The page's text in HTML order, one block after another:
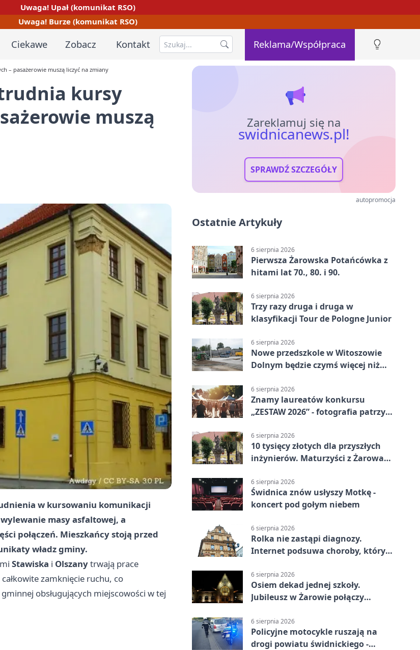
Uwaga! Upał (komunikat RSO)
Uwaga! Burze (komunikat RSO)
Ciekawe Zobacz Kontakt Reklama/Współpraca
– pasażerowie muszą liczyć na zmiany
kursy
muszą
w kursowaniu komunikacji
masy asfaltowej, a
połączeń. Mieszkańcy stoją przed
władz gminy.
Stawiska i Olszanytrwają prace
zamknięcie ruchu, co
obsługujących miejscowości w tej
Zareklamuj się na
swidnicanews.pl!
SPRAWDŹ SZCZEGÓŁY
autopromocja
Ostatnie Artykuły
6 sierpnia 2026
Pierwsza Żarowska Potańcówka z
hitami lat 70., 80. i 90.
6 sierpnia 2026
Trzy razy druga i druga w
klasyfikacji Tour de Pologne Junior
6 sierpnia 2026
Nowe przedszkole w Witoszowie
Dolnym będzie czymś więcej niż
6 sierpnia 2026
Znamy laureatów konkursu
„ZESTAW 2026” - fotografia patrzy
6 sierpnia 2026
10 tysięcy złotych dla przyszłych
inżynierów. Maturzyści z Żarowa
6 sierpnia 2026
Świdnica znów usłyszy Motkę -
koncert pod gołym niebem
6 sierpnia 2026
Rolka nie zastąpi diagnozy.
Internet podsuwa choroby, których
6 sierpnia 2026
Osiem dekad jednej szkoły.
Jubileusz w Żarowie połączy
6 sierpnia 2026
Policyjne motocykle ruszają na
drogi powiatu świdnickiego -